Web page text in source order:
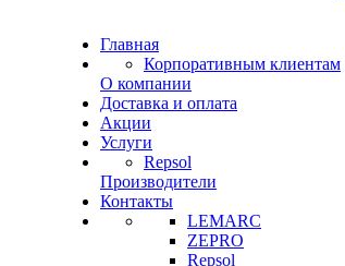
Главная
Корпоративным клиентам
О компании
Доставка и оплата
Акции
Услуги
Repsol
Производители
Контакты
LEMARC
ZEPRO
Repsol